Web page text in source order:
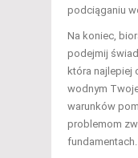
podciąganiu
Na koniec,
podejmij
która najlepiej
wodnym
warunków
problemom
fundamentach.